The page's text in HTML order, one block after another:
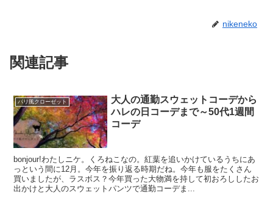
nikeneko
関連記事
パリ風クローゼット
大人の通勤スウェットコーデから
ハレの日コーデまで～50代1週間
コーデ
bonjour!わたしニケ。くろねこなの。紅葉を追いかけているうちにあ
っという間に12月。今年を振り返る時期だね。今年も服をたくさん
買いましたが、ラスボス？今年買った大物満を持して初おろししたお
出かけと大人のスウェットパンツで通勤コーデま...